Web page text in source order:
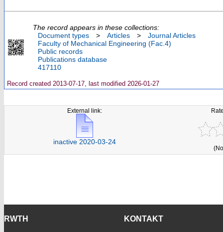
The record appears in these collections:
Document types
> Articles >
Journal Articles
Faculty of Mechanical Engineering (Fac.4)
Public records
Publications database
417110
Record created 2013-07-17, last modified 2026-01-27
External link:
inactive 2020-03-24
RWTH KONTAKT